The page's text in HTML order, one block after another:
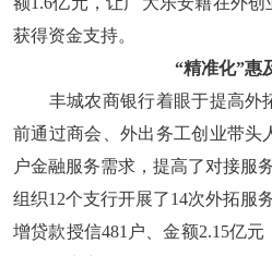
获得资金支持。
“精准化”惠
丰城农商银行着眼于提高外
前通过商会、外出务工创业带头
户金融服务需求，提高了对接服
组织12个支行开展了14次外拓服
增贷款授信481户、金额2.15亿